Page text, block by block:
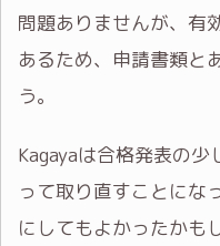
問題ありませんが、有
あるため、申請書類と
う。
Kagayaは合格発表の
って取り直すことにな
にしてもよかったかも